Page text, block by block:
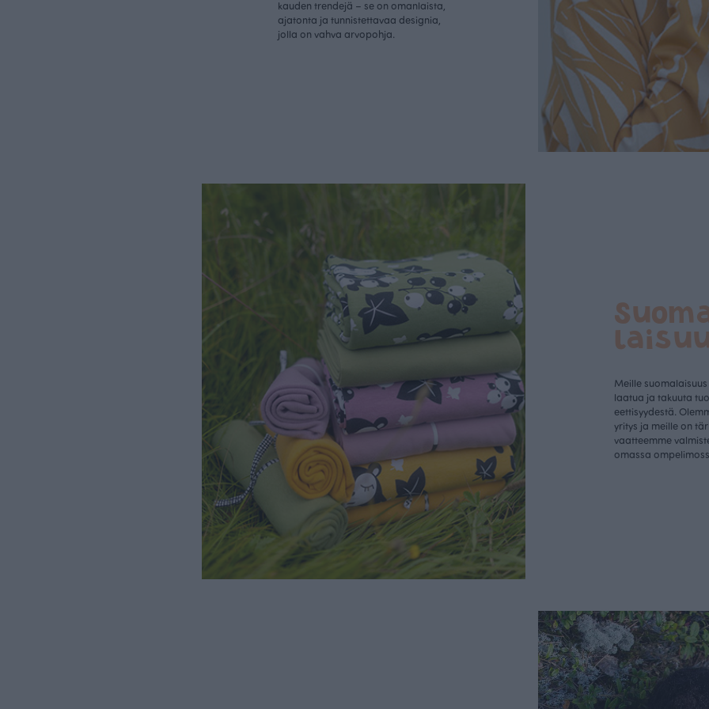
kauden trendejä – se on omanlaista,
ajatonta ja tunnistettavaa designia,
jolla on vahva arvopohja.
Meille
laatua ja takuuta
eettisyydestä.
yritys ja meille on
vaatteemme
omassa